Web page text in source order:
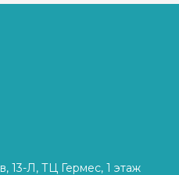
13-Л, ТЦ Гермес, 1 этаж